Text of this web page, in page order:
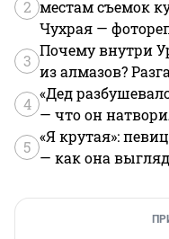
2 местам съемок
Чухрая —
3
Почему внутри
из алмазов?
4
«Дед
— что он
5
«Я крутая»:
— как она